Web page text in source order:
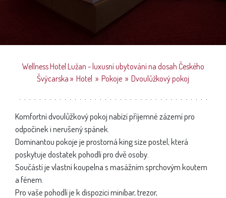
Wellness Hotel Lužan - luxusní ubytování na dosah Českého
Švýcarska » Hotel » Pokoje » Dvoulůžkový pokoj
Komfortní dvoulůžkový pokoj nabízí příjemné zázemí pro
odpočinek i nerušený spánek.
Dominantou pokoje je prostorná king size postel, která
poskytuje dostatek pohodlí pro dvě osoby.
Součástí je vlastní koupelna s masážním sprchovým koutem
a fénem.
Pro vaše pohodlí je k dispozici minibar, trezor,